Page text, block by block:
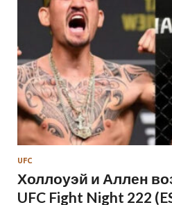
UFC
Холлоуэй и Аллен
UFC Fight Night 222